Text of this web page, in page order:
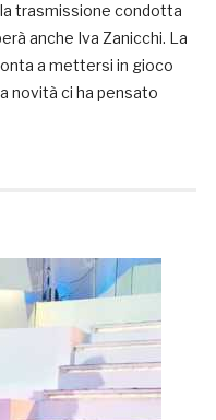
trasmissione condotta
anche Iva Zanicchi. La
a mettersi in gioco
novità ci ha pensato